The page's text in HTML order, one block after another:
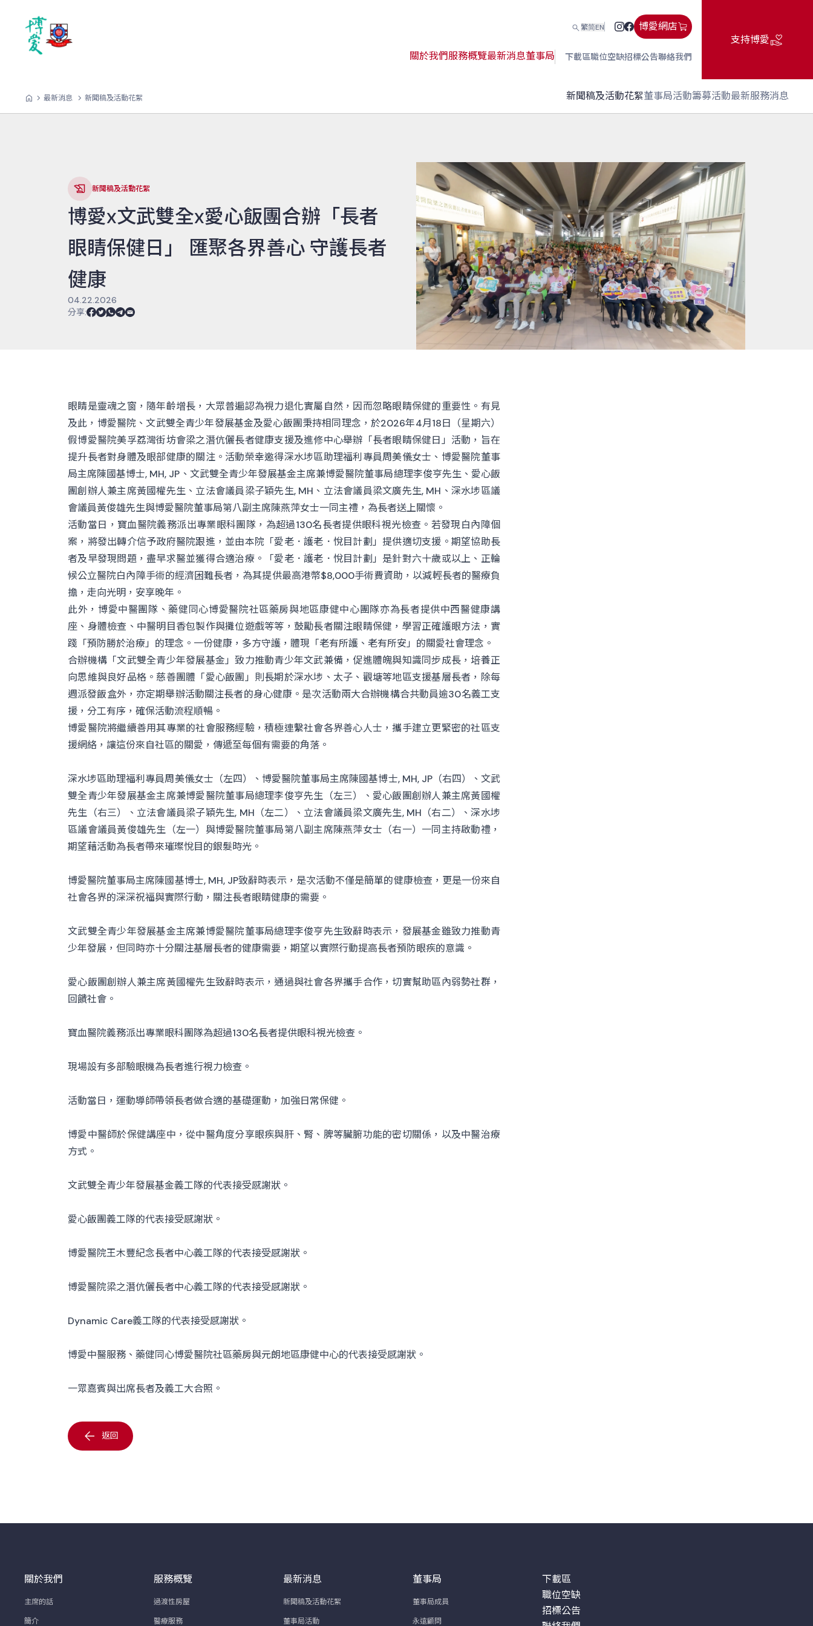
繁简EN 博愛網店
關於我們服務概覽最新消息董事局 下載區職位空缺招標公告聯絡我們
支持博愛
最新消息 新聞稿及活動花絮 新聞稿及活動花絮董事局活動籌募活動最新服務消息
新聞稿及活動花絮
博愛x文武雙全x愛心飯團合辦「長者
眼睛保健日」 匯聚各界善心 守護長者
健康
04.22.2026
分享:
眼睛是靈魂之窗，隨年齡增長，大眾普遍認為視力退化實屬自然，因而忽略眼睛保健的重要性。有見
及此，博愛醫院、文武雙全青少年發展基金及愛心飯團秉持相同理念，於2026年4月18日（星期六）
假博愛醫院美孚荔灣街坊會梁之潛伉儷長者健康支援及進修中心舉辦「長者眼睛保健日」活動，旨在
提升長者對身體及眼部健康的關注。活動榮幸邀得深水埗區助理福利專員周美儀女士、博愛醫院董事
局主席陳國基博士, MH, JP、文武雙全青少年發展基金主席兼博愛醫院董事局總理李俊亨先生、愛心飯
團創辦人兼主席黃國權先生、立法會議員梁子穎先生, MH、立法會議員梁文廣先生, MH、深水埗區議
會議員黃俊雄先生與博愛醫院董事局第八副主席陳燕萍女士一同主禮，為長者送上關懷。
活動當日，寶血醫院義務派出專業眼科團隊，為超過130名長者提供眼科視光檢查。若發現白內障個
案，將發出轉介信予政府醫院跟進，並由本院「愛老．護老．悅目計劃」提供適切支援。期望協助長
者及早發現問題，盡早求醫並獲得合適治療。「愛老．護老．悅目計劃」是針對六十歲或以上、正輪
候公立醫院白內障手術的經濟困難長者，為其提供最高港幣$8,000手術費資助，以減輕長者的醫療負
擔，走向光明，安享晚年。
此外，博愛中醫團隊、藥健同心博愛醫院社區藥房與地區康健中心團隊亦為長者提供中西醫健康講
座、身體檢查、中醫明目香包製作與攤位遊戲等等，鼓勵長者關注眼睛保健，學習正確護眼方法，實
踐「預防勝於治療」的理念。一份健康，多方守護，體現「老有所護、老有所安」的關愛社會理念。
合辦機構「文武雙全青少年發展基金」致力推動青少年文武兼備，促進體魄與知識同步成長，培養正
向思維與良好品格。慈善團體「愛心飯團」則長期於深水埗、太子、觀塘等地區支援基層長者，除每
週派發飯盒外，亦定期舉辦活動關注長者的身心健康。是次活動兩大合辦機構合共動員逾30名義工支
援，分工有序，確保活動流程順暢。
博愛醫院將繼續善用其專業的社會服務經驗，積極連繫社會各界善心人士，攜手建立更緊密的社區支
援網絡，讓這份來自社區的關愛，傳遞至每個有需要的角落。
深水埗區助理福利專員周美儀女士（左四）、博愛醫院董事局主席陳國基博士, MH, JP（右四）、文武
雙全青少年發展基金主席兼博愛醫院董事局總理李俊亨先生（左三）、愛心飯團創辦人兼主席黃國權
先生（右三）、立法會議員梁子穎先生, MH（左二）、立法會議員梁文廣先生, MH（右二）、深水埗
區議會議員黃俊雄先生（左一）與博愛醫院董事局第八副主席陳燕萍女士（右一）一同主持啟動禮，
期望藉活動為長者帶來璀璨悅目的銀髮時光。
博愛醫院董事局主席陳國基博士, MH, JP致辭時表示，是次活動不僅是簡單的健康檢查，更是一份來自
社會各界的深深祝福與實際行動，關注長者眼睛健康的需要。
文武雙全青少年發展基金主席兼博愛醫院董事局總理李俊亨先生致辭時表示，發展基金雖致力推動青
少年發展，但同時亦十分關注基層長者的健康需要，期望以實際行動提高長者預防眼疾的意識。
愛心飯團創辦人兼主席黃國權先生致辭時表示，通過與社會各界攜手合作，切實幫助區內弱勢社群，
回饋社會。
寶血醫院義務派出專業眼科團隊為超過130名長者提供眼科視光檢查。
現場設有多部驗眼機為長者進行視力檢查。
活動當日，運動導師帶領長者做合適的基礎運動，加強日常保健。
博愛中醫師於保健講座中，從中醫角度分享眼疾與肝、腎、脾等臟腑功能的密切關係，以及中醫治療
方式。
文武雙全青少年發展基金義工隊的代表接受感謝狀。
愛心飯團義工隊的代表接受感謝狀。
博愛醫院王木豐紀念長者中心義工隊的代表接受感謝狀。
博愛醫院梁之潛伉儷長者中心義工隊的代表接受感謝狀。
Dynamic Care義工隊的代表接受感謝狀。
博愛中醫服務、藥健同心博愛醫院社區藥房與元朗地區康健中心的代表接受感謝狀。
一眾嘉賓與出席長者及義工大合照。
返回
關於我們
主席的話
簡介
服務概覽
過渡性房屋
醫療服務
最新消息
新聞稿及活動花絮
董事局活動
董事局
董事局成員
永遠顧問
下載區
職位空缺
招標公告